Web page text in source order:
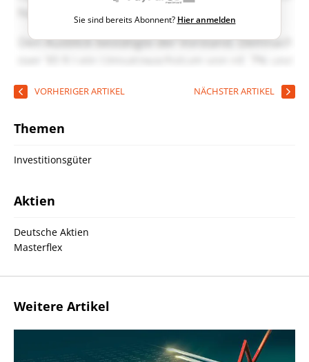
Sie sind bereits Abonnent? Hier anmelden
VORHERIGER ARTIKEL NÄCHSTER ARTIKEL
Themen
Investitionsgüter
Aktien
Deutsche Aktien
Masterflex
Weitere Artikel